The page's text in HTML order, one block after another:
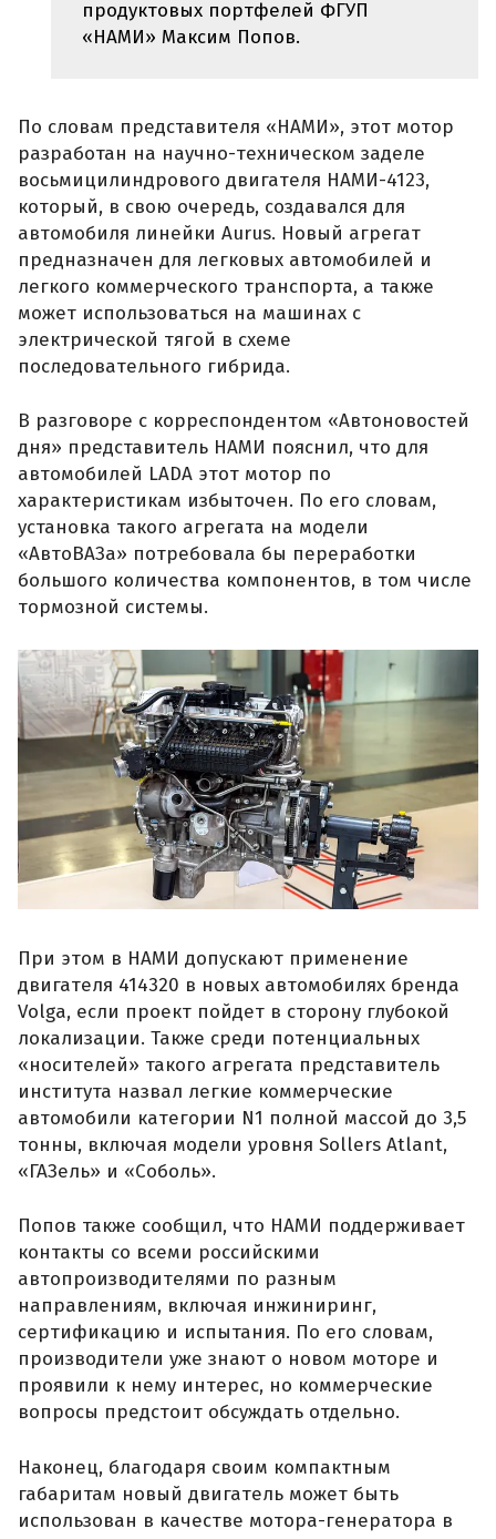
продуктовых портфелей ФГУП
«НАМИ» Максим Попов.
По словам представителя «НАМИ», этот мотор
разработан на научно-техническом заделе
восьмицилиндрового двигателя НАМИ-4123,
который, в свою очередь, создавался для
автомобиля линейки Aurus. Новый агрегат
предназначен для легковых автомобилей и
легкого коммерческого транспорта, а также
может использоваться на машинах с
электрической тягой в схеме
последовательного гибрида.
В разговоре с корреспондентом «Автоновостей
дня» представитель НАМИ пояснил, что для
автомобилей LADA этот мотор по
характеристикам избыточен. По его словам,
установка такого агрегата на модели
«АвтоВАЗа» потребовала бы переработки
большого количества компонентов, в том числе
тормозной системы.
При этом в НАМИ допускают применение
двигателя 414320 в новых автомобилях бренда
Volga, если проект пойдет в сторону глубокой
локализации. Также среди потенциальных
«носителей» такого агрегата представитель
института назвал легкие коммерческие
автомобили категории N1 полной массой до 3,5
тонны, включая модели уровня Sollers Atlant,
«ГАЗель» и «Соболь».
Попов также сообщил, что НАМИ поддерживает
контакты со всеми российскими
автопроизводителями по разным
направлениям, включая инжиниринг,
сертификацию и испытания. По его словам,
производители уже знают о новом моторе и
проявили к нему интерес, но коммерческие
вопросы предстоит обсуждать отдельно.
Наконец, благодаря своим компактным
габаритам новый двигатель может быть
использован в качестве мотора-генератора в